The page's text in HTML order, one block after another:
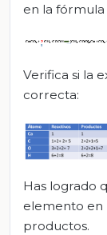
en la
Verifica si la
correcta:
Has logrado
elemento en
productos.